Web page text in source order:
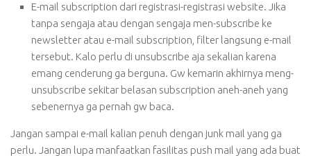
E-mail subscription dari registrasi-registrasi website. Jika
tanpa sengaja atau dengan sengaja men-subscribe ke
newsletter atau e-mail subscription, filter langsung e-mail
tersebut. Kalo perlu di unsubscribe aja sekalian karena
emang cenderung ga berguna. Gw kemarin akhirnya meng-
unsubscribe sekitar belasan subscription aneh-aneh yang
sebenernya ga pernah gw baca.
Jangan sampai e-mail kalian penuh dengan junk mail yang ga
perlu. Jangan lupa manfaatkan fasilitas push mail yang ada buat